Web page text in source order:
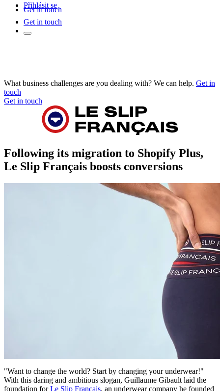
Přihlásit se
Get in touch
Get in touch
What business challenges are you dealing with? We can help. Get in
touch
Get in touch
Following its migration to Shopify Plus,
Le Slip Français boosts conversions
"Want to change the world? Start by changing your underwear!"
With this daring and ambitious slogan, Guillaume Gibault laid the
foundation forLe Slip Français, an underwear company he founded